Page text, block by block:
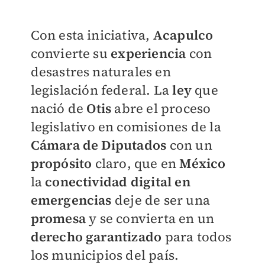
Con esta iniciativa, Acapulco
convierte su experiencia con
desastres naturales en
legislación federal. Laleyque
nació de Otis abre el proceso
legislativo en comisiones de la
Cámara de Diputados con un
propósito claro, que enMéxico
la conectividad digital en
emergencias deje de ser una
promesay se convierta en un
derecho garantizado para todos
los municipios del país.